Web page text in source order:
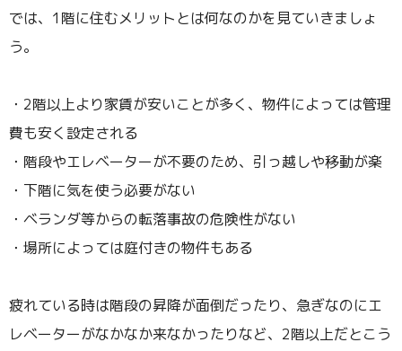
では、1階に住むメリットとは何なのかを見ていきましょ
う。
・2階以上より家賃が安いことが多く、物件によっては管理
費も安く設定される
・階段やエレベーターが不要のため、引っ越しや移動が楽
・下階に気を使う必要がない
・ベランダ等からの転落事故の危険性がない
・場所によっては庭付きの物件もある
疲れている時は階段の昇降が面倒だったり、急ぎなのにエ
レベーターがなかなか来なかったりなど、2階以上だとこう